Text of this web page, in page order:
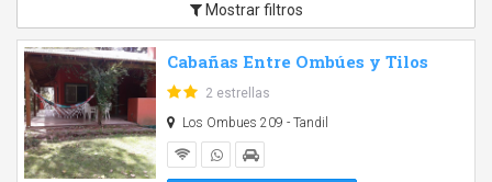
Mostrar filtros
Cabañas Entre Ombúes y Tilos
2 estrellas
Los Ombues 209 - Tandil